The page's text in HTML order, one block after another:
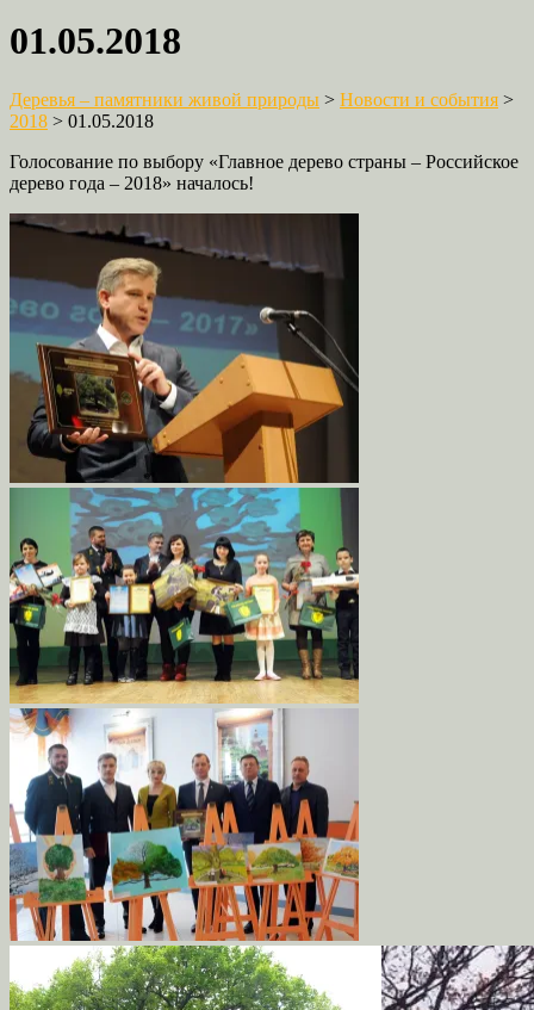
01.05.2018
Деревья – памятники живой природы > Новости и события >
2018 > 01.05.2018
Голосование по выбору «Главное дерево страны – Российское
дерево года – 2018» началось!